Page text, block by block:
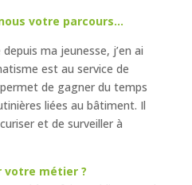
votre parcours…
ma jeunesse, j’en ai
est au service de
de gagner du temps
liées au bâtiment. Il
et de surveiller à
votre métier ?